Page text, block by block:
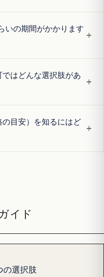
いの期間がかかります
+
はどんな選択肢があ
+
目安）を知るにはど
+
イド
の選択肢